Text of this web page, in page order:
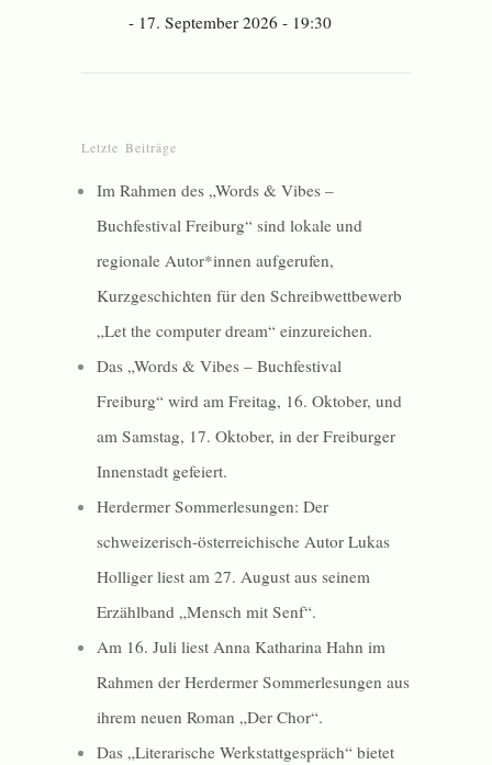
- 17. September 2026 - 19:30
Letzte Beiträge
Im Rahmen des „Words & Vibes –
Buchfestival Freiburg“ sind lokale und
regionale Autor*innen aufgerufen,
Kurzgeschichten für den Schreibwettbewerb
„Let the computer dream“ einzureichen.
Das „Words & Vibes – Buchfestival
Freiburg“ wird am Freitag, 16. Oktober, und
am Samstag, 17. Oktober, in der Freiburger
Innenstadt gefeiert.
Herdermer Sommerlesungen: Der
schweizerisch-österreichische Autor Lukas
Holliger liest am 27. August aus seinem
Erzählband „Mensch mit Senf“.
Am 16. Juli liest Anna Katharina Hahn im
Rahmen der Herdermer Sommerlesungen aus
ihrem neuen Roman „Der Chor“.
Das „Literarische Werkstattgespräch“ bietet